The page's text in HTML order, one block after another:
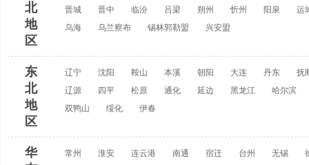
北
地
区
晋城
晋中 临汾 吕梁 朔州 忻州 阳泉
运
乌海
乌兰察布 锡林郭勒盟 兴安盟
东
北
地
区
辽宁 沈阳 鞍山 本溪 朝阳 大连 丹东
抚
辽源
四平 松原 通化 延边 黑龙江
哈尔滨
双鸭山
绥化 伊春
华
常州 淮安 连云港 南通 宿迁 台州 无锡